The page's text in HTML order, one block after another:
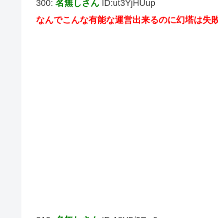
300: 名無しさん ID:ut3YjHUup
なんでこんな有能な運営出来るのに幻塔は失